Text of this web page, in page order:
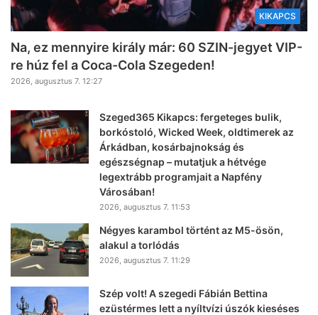
KIKAPCS
Na, ez mennyire király már: 60 SZIN-jegyet VIP-
re húz fel a Coca-Cola Szegeden!
2026, augusztus 7. 12:27
Szeged365 Kikapcs: fergeteges bulik,
borkóstoló, Wicked Week, oldtimerek az
Árkádban, kosárbajnokság és
egészségnap – mutatjuk a hétvége
legextrább programjait a Napfény
Városában!
2026, augusztus 7. 11:53
Négyes karambol történt az M5-ösön,
alakul a torlódás
2026, augusztus 7. 11:29
Szép volt! A szegedi Fábián Bettina
ezüstérmes lett a nyíltvízi úszók kieséses